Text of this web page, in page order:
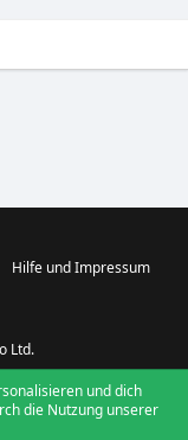
Hilfe und Impressum
Ltd.
und dich
die Nutzung unserer